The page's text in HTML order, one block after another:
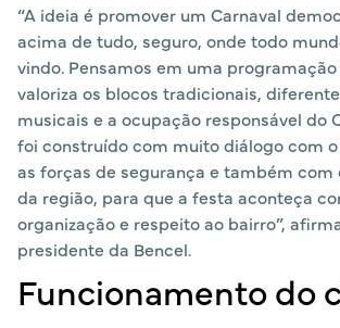
“A ideia é promover um Carnaval
acima de tudo, seguro, onde todo
vindo. Pensamos em uma
valoriza os blocos tradicionais,
musicais e a ocupação responsável do
foi construído com muito diálogo com
as forças de segurança e também com
da região, para que a festa aconteça
organização e respeito ao bairro”,
presidente da Bencel.
Funcionamento do